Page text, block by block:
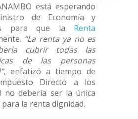
está esperando
de Economía y
para que la Renta
“La renta ya no es
cubrir todas las
de las personas
, enfatizó a tiempo de
Directo a los
no debería ser la única
la renta dignidad.